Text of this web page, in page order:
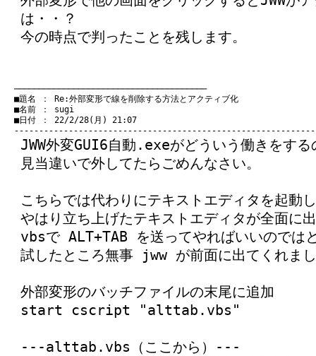
は・・？
今の時点で判ったことを残します。
───────────────────────────────────────
■題名 ： Re:外部変形で線を削除する方法とアクティブ化
■名前 ： sugi
■日付 ： 22/2/28(月) 21:07
JWW外変GUI6自動.exeがどういう働きをす
見当違いで外してたらごめんなさい。
こちらでは代わりにテキストエディタを起動
やはり立ち上げたテキストエディタが全面に
vbsで ALT+TAB を送ってやればいいのでは
試したところ無事 jww が前面に出てくれま
外部変形のバッチファイルの末尾に追加
start cscript "alttab.vbs"
---alttab.vbs（ここから）---